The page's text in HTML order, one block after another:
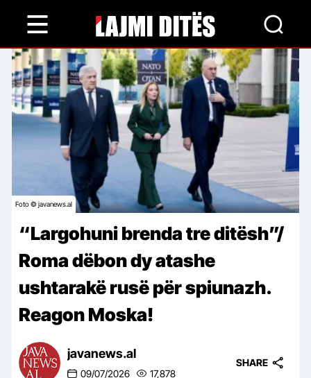
content
Foto © javanews.al
“Largohuni brenda tre ditësh”/
Roma dëbon dy atashe
ushtarakë rusë për spiunazh.
Reagon Moska!
javanews.al
09/07/2026 17,878
SHARE